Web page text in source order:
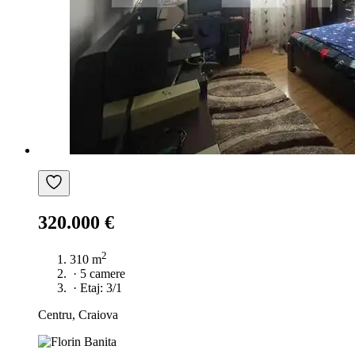
320.000 €
310 m2
· 5 camere
· Etaj: 3/1
Centru, Craiova